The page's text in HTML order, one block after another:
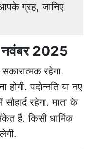
ग्रह, जानिए
2025
रहेगा.
होगी. पदोन्नति या नए
रहेगा. माता के
हैं. किसी धार्मिक